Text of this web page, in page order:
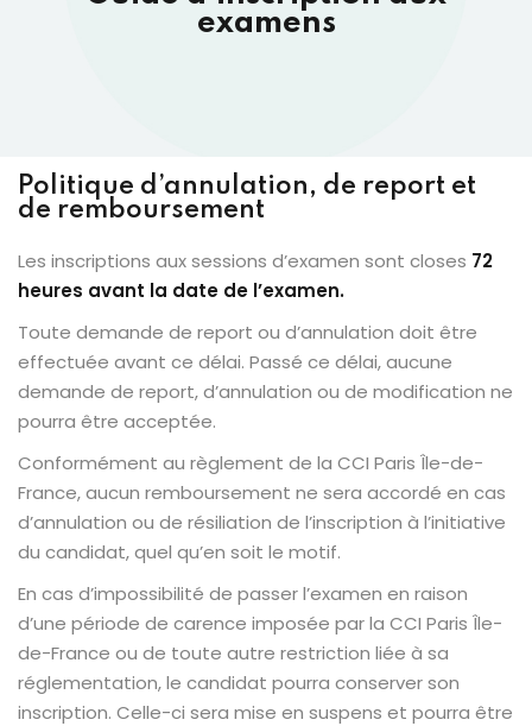
examens
Politique d’annulation, de report et
de remboursement
Les inscriptions aux sessions d’examen sont closes 72
heures avant la date de l’examen.
Toute demande de report ou d’annulation doit être
effectuée avant ce délai. Passé ce délai, aucune
demande de report, d’annulation ou de modification ne
pourra être acceptée.
Conformément au règlement de la CCI Paris Île-de-
France, aucun remboursement ne sera accordé en cas
d’annulation ou de résiliation de l’inscription à l’initiative
du candidat, quel qu’en soit le motif.
En cas d’impossibilité de passer l’examen en raison
d’une période de carence imposée par la CCI Paris Île-
de-France ou de toute autre restriction liée à sa
réglementation, le candidat pourra conserver son
inscription. Celle-ci sera mise en suspens et pourra être